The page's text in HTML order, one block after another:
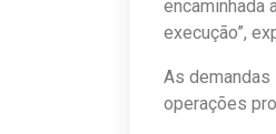
encaminhada
execução”,
As
operações